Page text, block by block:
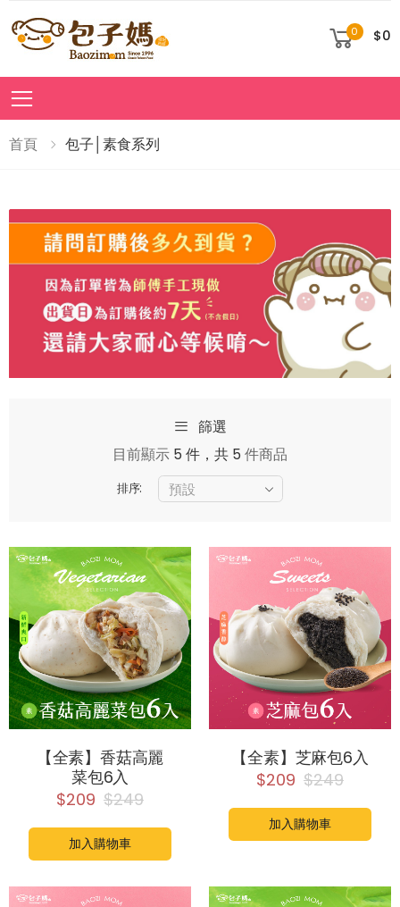
0 $0
Toggle mobile menu
首頁 包子│素食系列
篩選
目前顯示 5 件，共 5 件商品
排序:
【全素】香菇高麗
菜包6入
$209 $249
加入購物車
【全素】芝麻包6入
$209 $249
加入購物車